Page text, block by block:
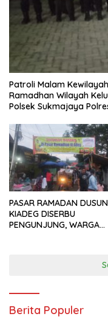
Patroli Malam
Ramadhan Wilayah
Polsek Sukmajaya
PASAR RAMADAN DUSUN
KIADEG DISERBU
PENGUNJUNG, WARGA
Berita Populer